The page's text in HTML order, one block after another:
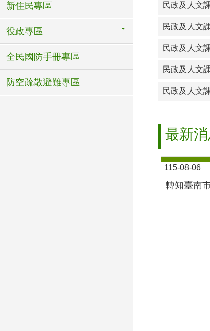
新住民專區
役政專區
全民國防手冊專區
防空疏散避難專區
民政及人文
民政及人文
民政及人文
民政及人文
最新
115-08-06